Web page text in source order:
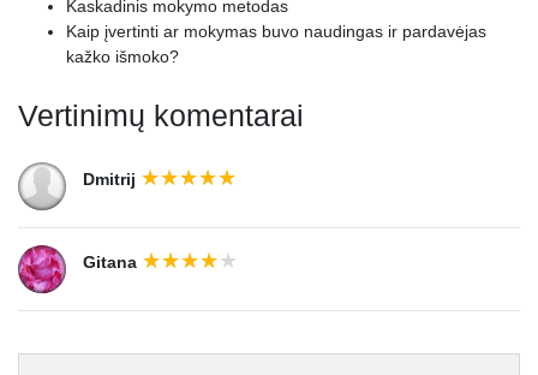
Kaskadinis mokymo metodas
Kaip įvertinti ar mokymas buvo naudingas ir pardavėjas
kažko išmoko?
Vertinimų komentarai
Dmitrij
Gitana